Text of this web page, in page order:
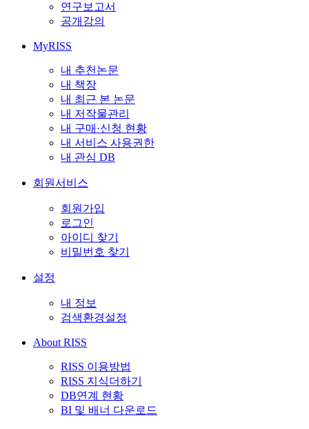
연구보고서
공개강의
MyRISS
내 추천논문
내 책장
내 최근 본 논문
내 저작물관리
내 구매·신청 현황
내 서비스 사용권한
내 관심 DB
회원서비스
회원가입
로그인
아이디 찾기
비밀번호 찾기
설정
내 정보
검색환경설정
About RISS
RISS 이용방법
RISS 지식더하기
DB연계 현황
BI 및 배너 다운로드